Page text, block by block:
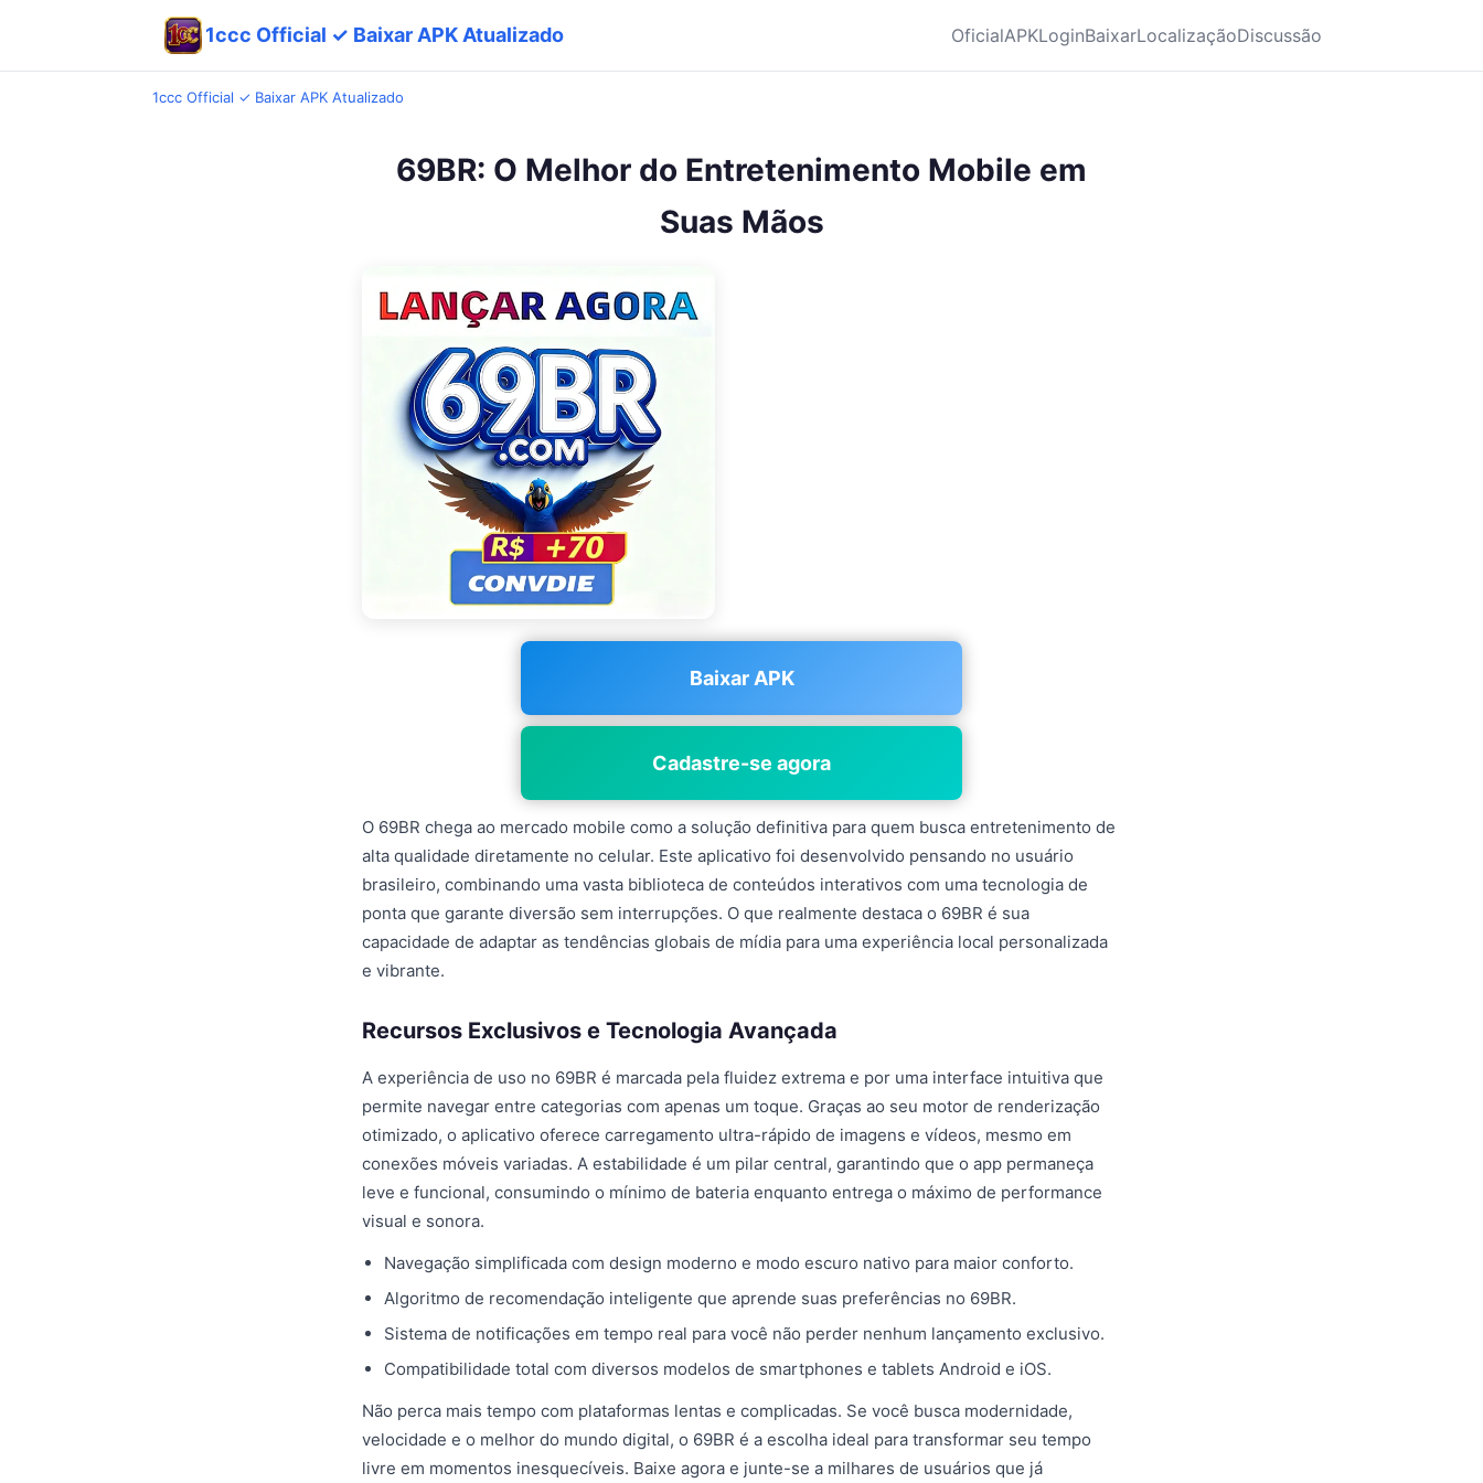
1ccc Official ✓ Baixar APK Atualizado OficialAPKLoginBaixarLocalizaçãoDiscussão
1ccc Official ✓ Baixar APK Atualizado
69BR: O Melhor do Entretenimento Mobile em
Suas Mãos
Baixar APK
Cadastre-se agora
O 69BR chega ao mercado mobile como a solução definitiva para quem busca entretenimento de
alta qualidade diretamente no celular. Este aplicativo foi desenvolvido pensando no usuário
brasileiro, combinando uma vasta biblioteca de conteúdos interativos com uma tecnologia de
ponta que garante diversão sem interrupções. O que realmente destaca o 69BR é sua
capacidade de adaptar as tendências globais de mídia para uma experiência local personalizada
e vibrante.
Recursos Exclusivos e Tecnologia Avançada
A experiência de uso no 69BR é marcada pela fluidez extrema e por uma interface intuitiva que
permite navegar entre categorias com apenas um toque. Graças ao seu motor de renderização
otimizado, o aplicativo oferece carregamento ultra-rápido de imagens e vídeos, mesmo em
conexões móveis variadas. A estabilidade é um pilar central, garantindo que o app permaneça
leve e funcional, consumindo o mínimo de bateria enquanto entrega o máximo de performance
visual e sonora.
Navegação simplificada com design moderno e modo escuro nativo para maior conforto.
Algoritmo de recomendação inteligente que aprende suas preferências no 69BR.
Sistema de notificações em tempo real para você não perder nenhum lançamento exclusivo.
Compatibilidade total com diversos modelos de smartphones e tablets Android e iOS.
Não perca mais tempo com plataformas lentas e complicadas. Se você busca modernidade,
velocidade e o melhor do mundo digital, o 69BR é a escolha ideal para transformar seu tempo
livre em momentos inesquecíveis. Baixe agora e junte-se a milhares de usuários que já